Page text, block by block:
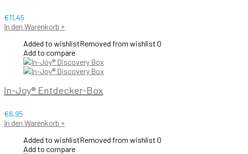
€11,45
In den Warenkorb +
Added to wishlistRemoved from wishlist 0
Add to compare
In-Joy® Entdecker-Box
€6,95
In den Warenkorb +
Added to wishlistRemoved from wishlist 0
Add to compare